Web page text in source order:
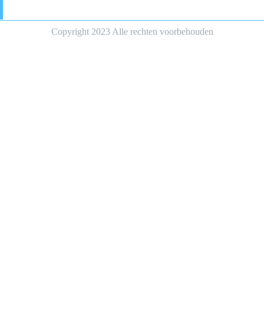
Copyright 2023 Alle rechten voorbehouden